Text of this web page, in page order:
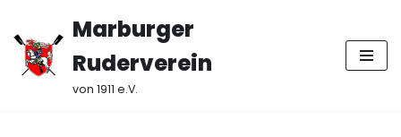
Zum
Inhalt
Marburger
Ruderverein
von 1911 e.V.